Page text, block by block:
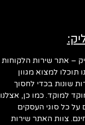
– אתר שירות הלקוחות
למצוא מגוון
שונות בכדי לחסוך
למוקד. כמו כן, אצלנו
כל סוגי העסקים
צוות האתר שירות